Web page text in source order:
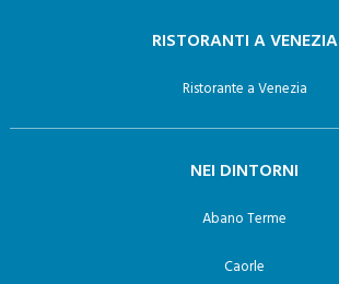
RISTORANTI A VENEZIA
Ristorante a Venezia
NEI DINTORNI
Abano Terme
Caorle